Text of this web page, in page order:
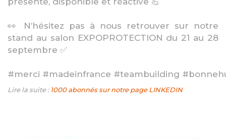
👀 N’hésitez pas à nous retrouver sur notre
stand au salon EXPOPROTECTION du 21 au 28
septembre ✅
#merci #madeinfrance #teambuilding
Lire la suite : 1000 abonnés sur notre page LINKEDIN